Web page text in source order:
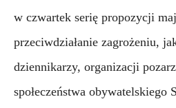
w czwartek serię propozycji
przeciwdziałanie zagrożeniu,
dziennikarzy, organizacji
społeczeństwa obywatelskiego